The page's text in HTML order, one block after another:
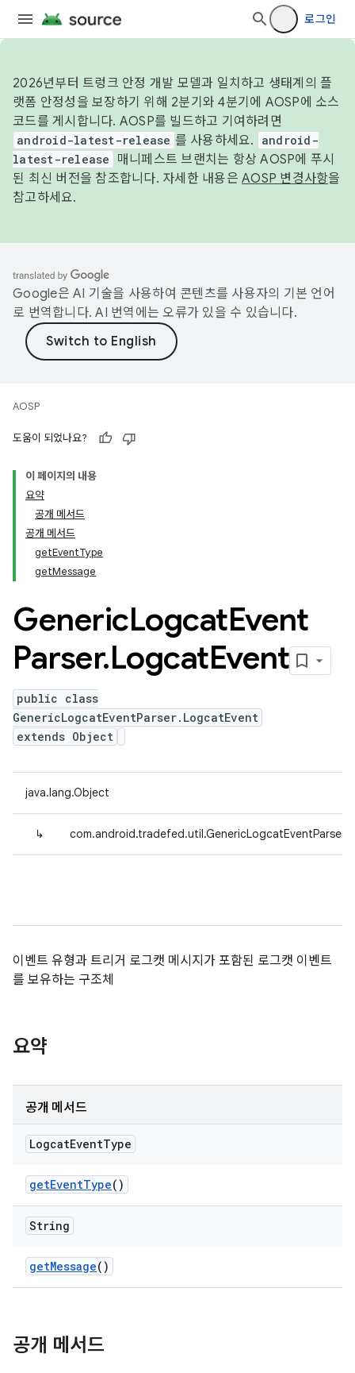
로그인
2026년부터 트렁크 안정 개발 모델과 일치하고 생태계의 플
랫폼 안정성을 보장하기 위해 2분기와 4분기에 AOSP에 소스
코드를 게시합니다. AOSP를 빌드하고 기여하려면
android-latest-release 를 사용하세요.
android-
latest-release
매니페스트 브랜치는 항상 AOSP에 푸시
된 최신 버전을 참조합니다. 자세한 내용은 AOSP 변경사항을
참고하세요.
Google은 AI 기술을 사용하여 콘텐츠를 사용자의 기본 언어
로 번역합니다. AI 번역에는 오류가 있을 수 있습니다.
AOSP
도움이 되었나요?
이 페이지의 내용
요약
공개 메서드
공개 메서드
getEventType
getMessage
GenericLogcatEvent
Parser.LogcatEvent
public class
GenericLogcatEventParser.LogcatEvent
extends Object
java.lang.Object
↳
이벤트 유형과 트리거 로그캣 메시지가 포함된 로그캣 이벤트
를 보유하는 구조체
요약
공개 메서드
LogcatEventType
getEventType()
String
getMessage()
공개 메서드